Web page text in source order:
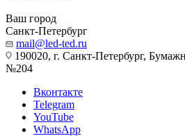
Ваш город
Санкт-Петербург
mail@led-ted.ru
190020, г. Санкт-Петербург,
№204
Вконтакте
Telegram
YouTube
WhatsApp